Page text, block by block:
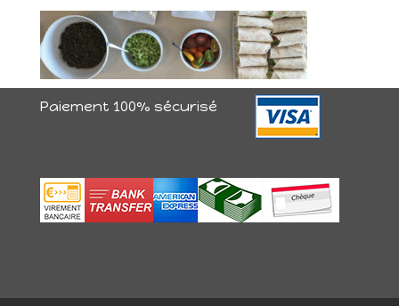
Paiement 100% sécurisé